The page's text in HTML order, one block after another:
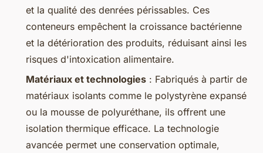
et la qualité des denrées périssables. Ces
conteneurs empêchent la croissance bactérienne
et la détérioration des produits, réduisant ainsi les
risques d'intoxication alimentaire.
Matériaux et technologies : Fabriqués à partir de
matériaux isolants comme le polystyrène expansé
ou la mousse de polyuréthane, ils offrent une
isolation thermique efficace. La technologie
avancée permet une conservation optimale,